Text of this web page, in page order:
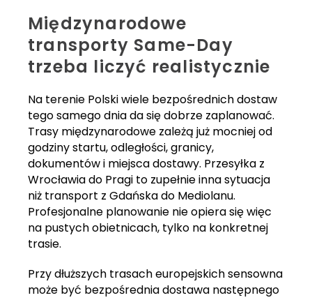
Międzynarodowe
transporty Same-Day
trzeba liczyć realistycznie
Na terenie Polski wiele bezpośrednich dostaw
tego samego dnia da się dobrze zaplanować.
Trasy międzynarodowe zależą już mocniej od
godziny startu, odległości, granicy,
dokumentów i miejsca dostawy. Przesyłka z
Wrocławia do Pragi to zupełnie inna sytuacja
niż transport z Gdańska do Mediolanu.
Profesjonalne planowanie nie opiera się więc
na pustych obietnicach, tylko na konkretnej
trasie.
Przy dłuższych trasach europejskich sensowna
może być bezpośrednia dostawa następnego